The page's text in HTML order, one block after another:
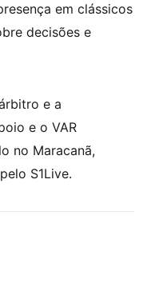
em clássicos
decisões e
e a
e o VAR
no Maracanã,
S1Live.